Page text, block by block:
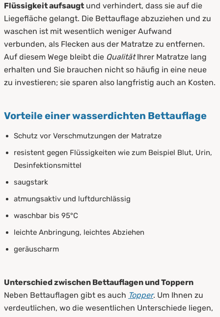
Flüssigkeit aufsaugt und verhindert, dass sie auf die
Liegefläche gelangt. Die Bettauflage abzuziehen und zu
waschen ist mit wesentlich weniger Aufwand
verbunden, als Flecken aus der Matratze zu entfernen.
Auf diesem Wege bleibt die QualitätIhrer Matratze lang
erhalten und Sie brauchen nicht so häufig in eine neue
zu investieren; sie sparen also langfristig auch an Kosten.
Vorteile einer wasserdichten Bettauflage
Schutz vor Verschmutzungen der Matratze
resistent gegen Flüssigkeiten wie zum Beispiel Blut, Urin,
Desinfektionsmittel
saugstark
atmungsaktiv und luftdurchlässig
waschbar bis 95°C
leichte Anbringung, leichtes Abziehen
geräuscharm
Unterschied zwischen Bettauflagen und Toppern
Neben Bettauflagen gibt es auch Topper. Um Ihnen zu
verdeutlichen, wo die wesentlichen Unterschiede liegen,